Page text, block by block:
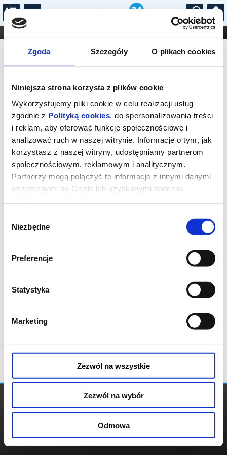
Zgoda Szczegóły O plikach cookies
Niniejsza strona korzysta z plików cookie
Wykorzystujemy pliki cookie w celu realizacji usług
zgodnie z Polityką cookies, do spersonalizowania treści
i reklam, aby oferować funkcje społecznościowe i
analizować ruch w naszej witrynie. Informacje o tym, jak
korzystasz z naszej witryny, udostępniamy partnerom
społecznościowym, reklamowym i analitycznym.
Partnerzy mogą połączyć te informacje z innymi danymi
otrzymanymi od Ciebie lub uzyskanymi podczas
zgody
Niezbędne
Preferencje
Statystyka
Marketing
Zezwól na wszystkie
Zezwól na wybór
Odmowa
...
FILHARMONIA OPERA I BALET
STAND-UP
DLA DZIECI
Komunikat
Sprzedaż on-line została zakończona,
sprawdź dostępność biletów w kasie.
POLITYKA
POLITYKA